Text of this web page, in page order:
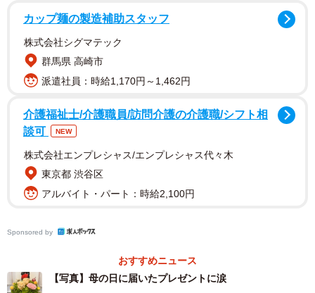
増えていきます。
思いやりのない行動や保身のためのウソを厳しく叱ると、
部屋に引きこもり無視をする娘。夫より甘えるのにも関わ
らず、叱られたら無視するのはぽに豆さんだけという不可
解な態度にも、「可愛がるのは簡単なのに、叱り方が分か
らない」と悩んでいました。
1カ月ほど口をきかず、夫に叱られた娘が謝罪して仲直りを
繰り返す日々。そして、高校卒業間際に生活態度について
しかし、2カ月後に母の日にお花のギフトとともにメッセー
カップ麺の製造補助スタッフ
株式会社シグマテック
群馬県 高崎市
派遣社員：時給1,170円～1,462円
介護福祉士/介護職員/訪問介護の介護職/シフト相
談可
NEW
株式会社エンプレシャス/エンプレシャス代々木
東京都 渋谷区
アルバイト・パート：時給2,100円
Sponsored by
おすすめニュース
【写真】母の日に届いたプレゼントに涙